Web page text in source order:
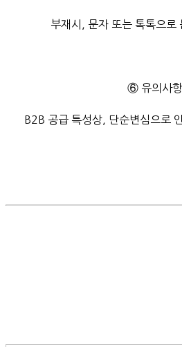
부재시, 문자 또는 톡톡으로
⑥ 유의사항
B2B 공급 특성상, 단순변심으로